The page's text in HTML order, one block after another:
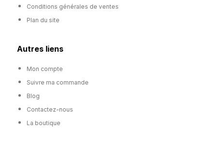
Conditions générales de ventes
Plan du site
Autres liens
Mon compte
Suivre ma commande
Blog
Contactez-nous
La boutique